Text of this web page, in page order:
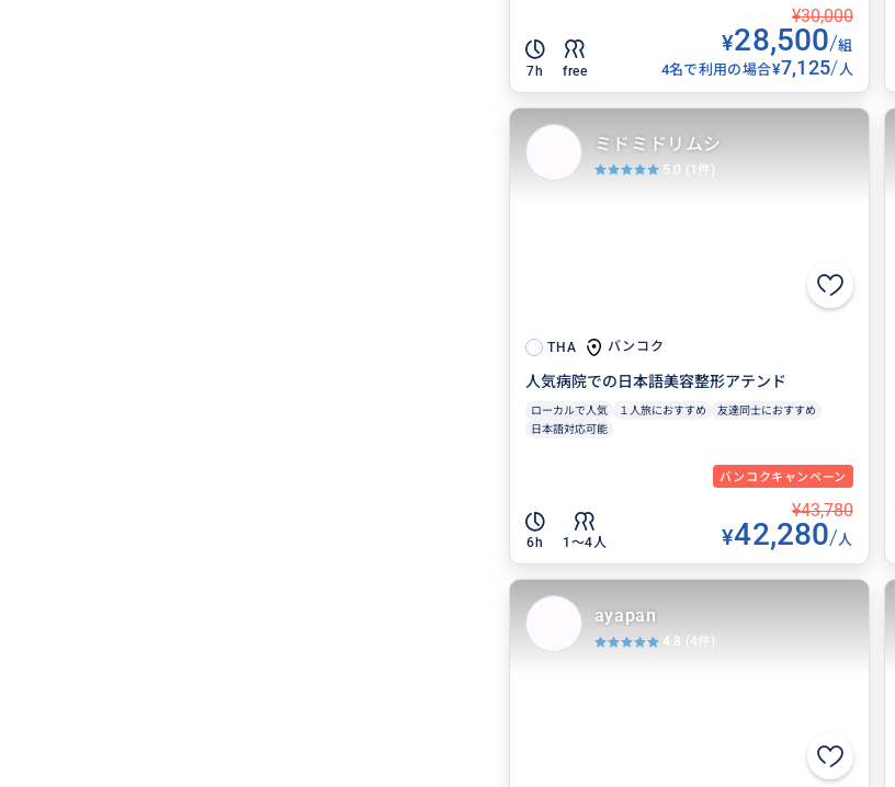
7h free
¥30,000
¥28,500/組
4名で利用の場合¥7,125/ 人
THA バンコク
人気病院での日本語美容整形アテンド
ローカルで人気 １人旅におすすめ
友達同士におすすめ
日本語対応可能
バンコクキャンペーン
6h 1〜4人
¥43,780
¥42,280/人
ミドミドリムシ
5.0 (1件)
ayapan
4.8 (4件)